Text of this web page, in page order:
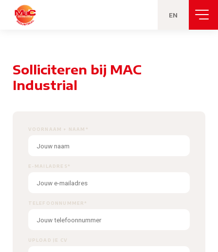
EN
Solliciteren bij MAC
Industrial
VOORNAAM + NAAM *
E-MAILADRES *
TELEFOONNUMMER *
UPLOAD JE CV